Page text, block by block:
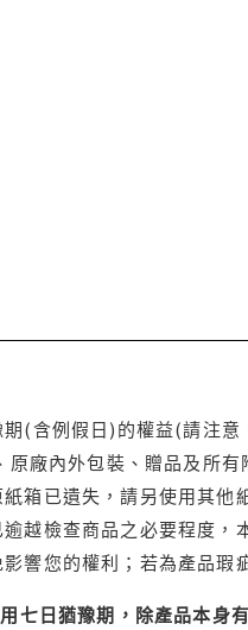
(含例假日)的權益(請注
廠內外包裝、贈品及所有
箱已遺失，請另使用其
越檢查商品之必要程度
響您的權利；若為產品瑕
七日猶豫期，除產品本身